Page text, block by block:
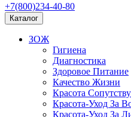
+7(800)234-40-80
Каталог
ЗОЖ
Гигиена
Диагностика
Здоровое Питание
Качество Жизни
Красота
Красота-Уход За
Красота-Уход За